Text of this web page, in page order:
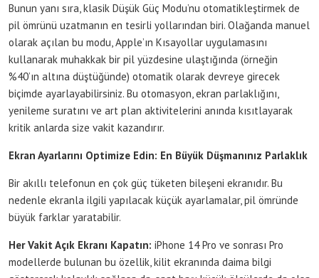
Bunun yanı sıra, klasik Düşük Güç Modu’nu otomatikleştirmek de
pil ömrünü uzatmanın en tesirli yollarından biri. Olağanda manuel
olarak açılan bu modu, Apple’ın Kısayollar uygulamasını
kullanarak muhakkak bir pil yüzdesine ulaştığında (örneğin
%40’ın altına düştüğünde) otomatik olarak devreye girecek
biçimde ayarlayabilirsiniz. Bu otomasyon, ekran parlaklığını,
yenileme suratını ve art plan aktivitelerini anında kısıtlayarak
kritik anlarda size vakit kazandırır.
Ekran Ayarlarını Optimize Edin: En Büyük Düşmanınız Parlaklık
Bir akıllı telefonun en çok güç tüketen bileşeni ekranıdır. Bu
nedenle ekranla ilgili yapılacak küçük ayarlamalar, pil ömründe
büyük farklar yaratabilir.
Her Vakit Açık Ekranı Kapatın: iPhone 14 Pro ve sonrası Pro
modellerde bulunan bu özellik, kilit ekranında daima bilgi